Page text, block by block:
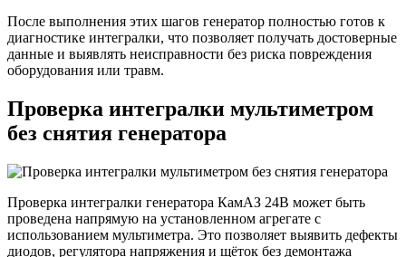
После выполнения этих шагов генератор полностью готов к
диагностике интегралки, что позволяет получать достоверные
данные и выявлять неисправности без риска повреждения
оборудования или травм.
Проверка интегралки мультиметром
без снятия генератора
Проверка интегралки генератора КамАЗ 24В может быть
проведена напрямую на установленном агрегате с
использованием мультиметра. Это позволяет выявить дефекты
диодов, регулятора напряжения и щёток без демонтажа